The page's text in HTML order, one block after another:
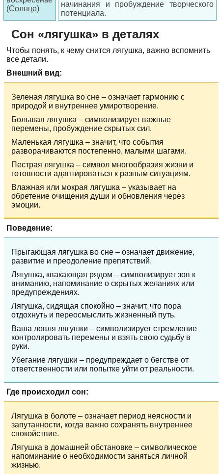
(Солнце)
начинания и пробуждение творческого
потенциала.
Сон «лягушка» в деталях
Чтобы понять, к чему снится лягушка, важно вспомнить
все детали.
Внешний вид:
Зеленая лягушка во сне – означает гармонию с
природой и внутреннее умиротворение.
Большая лягушка – символизирует важные
перемены, пробуждение скрытых сил.
Маленькая лягушка – значит, что события
разворачиваются постепенно, малыми шагами.
Пестрая лягушка – символ многообразия жизни и
готовности адаптироваться к разным ситуациям.
Влажная или мокрая лягушка – указывает на
обретение очищения души и обновления через
эмоции.
Поведение:
Прыгающая лягушка во сне – означает движение,
развитие и преодоление препятствий.
Лягушка, квакающая рядом – символизирует зов к
вниманию, напоминание о скрытых желаниях или
предупреждениях.
Лягушка, сидящая спокойно – значит, что пора
отдохнуть и переосмыслить жизненный путь.
Ваша ловля лягушки – символизирует стремление
контролировать перемены и взять свою судьбу в
руки.
Убегание лягушки – предупреждает о бегстве от
ответственности или попытке уйти от реальности.
Где происходил сон:
Лягушка в болоте – означает период неясности и
запутанности, когда важно сохранять внутреннее
спокойствие.
Лягушка в домашней обстановке – символическое
напоминание о необходимости заняться личной
жизнью.